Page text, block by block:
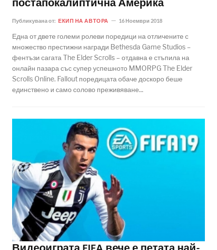
постапокалиптична Америка
Публикувана от: ЕКИП НА АВТОРА 16 Ноември 2018
Една от двете големи ролеви поредици на отличените с
множество престижни награди Bethesda Game Studios –
фентъзи сагата The Elder Scrolls – отдавна е стъпила на
онлайн пазара със супер успешното MMORPG The Elder
Scrolls Online. Fallout поредицата обаче доскоро беше
единствено и само солово преживяване...